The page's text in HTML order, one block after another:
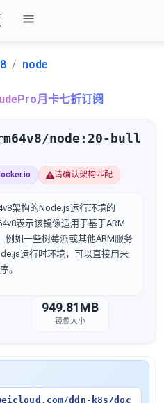
node
月卡七折订阅
node:20-bull
请确认架构匹配
架构的Node.js运行环境的
表示该镜像适用于基于ARM
例如一些树莓派或其他ARM服务
运行时环境，可以直接用来
。
949.81MB
镜像大小
ddn-k8s/doc